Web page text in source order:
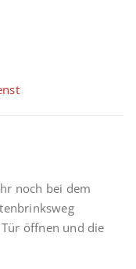
noch bei dem
öffnen und die